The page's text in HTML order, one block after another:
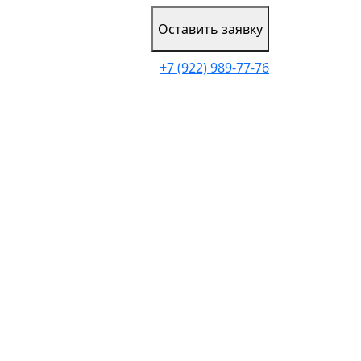
Оставить заявку
+7 (922) 989-77-76